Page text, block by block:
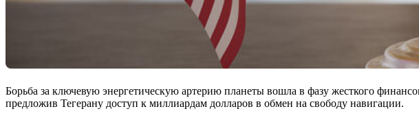
Борьба за ключевую энергетическую артерию планеты вошла в фазу жесткого
предложив Тегерану доступ к миллиардам долларов в обмен на свободу навигации.